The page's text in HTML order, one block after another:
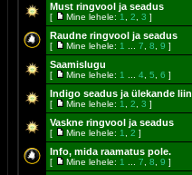
Must ringvool ja seadus
[ Mine lehele: 1 2 3 ]
Raudne ringvool ja seadus
[ Mine lehele: 1 7 8 9 ]
Saamislugu
[ Mine lehele: 1 4 5 6 ]
Indigo seadus ja ülekande liin
[ Mine lehele: 1 2 3 ]
Vaskne ringvool ja seadus
[ Mine lehele: 1 2 ]
Info, mida raamatus pole.
[ Mine lehele: 1 7 8 9 ]